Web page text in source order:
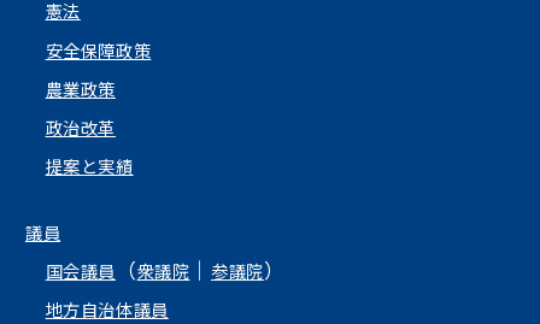
憲法
安全保障政策
農業政策
政治改革
提案と実績
議員
国会議員
（衆議院 ｜参議院）
地方自治体議員